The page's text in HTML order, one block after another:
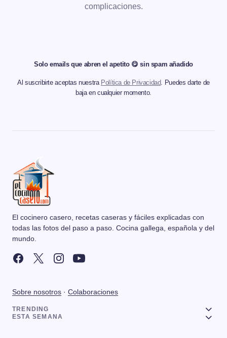
complicaciones.
Solo emails que abren el apetito 😋 sin spam añadido
Al suscribirte aceptas nuestra Política de Privacidad . Puedes darte de
baja en cualquier momento.
El cocinero casero, recetas caseras y fáciles explicadas con
todas las fotos del paso a paso. Cocina gallega, española y del
mundo.
Sobre nosotros · Colaboraciones
TRENDING
ESTA SEMANA